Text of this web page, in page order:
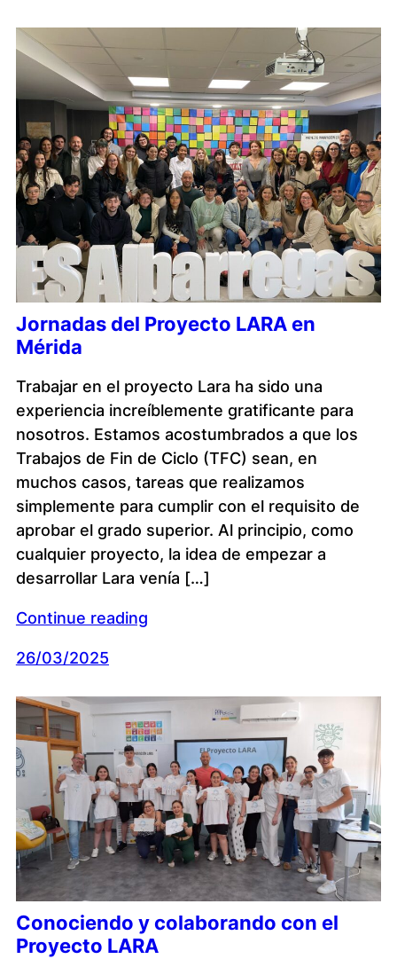
Jornadas del Proyecto LARA en
Mérida
Trabajar en el proyecto Lara ha sido una
experiencia increíblemente gratificante para
nosotros. Estamos acostumbrados a que los
Trabajos de Fin de Ciclo (TFC) sean, en
muchos casos, tareas que realizamos
simplemente para cumplir con el requisito de
aprobar el grado superior. Al principio, como
cualquier proyecto, la idea de empezar a
desarrollar Lara venía […]
Continue reading
26/03/2025
Conociendo y colaborando con el
Proyecto LARA